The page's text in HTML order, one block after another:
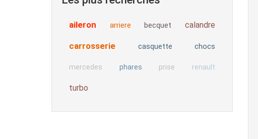
aileron arriere becquet calandre
carrosserie casquette chocs
mercedes phares prise renault
turbo